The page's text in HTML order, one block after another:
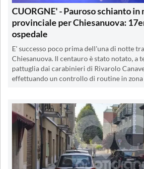
CUORGNE' - Pauroso schianto in
provinciale per Chiesanuova:
ospedale
E' successo poco prima dell'una di notte
Chiesanuova. Il centauro è stato notato, a
pattuglia dai carabinieri di Rivarolo
effettuando un controllo di routine in zona